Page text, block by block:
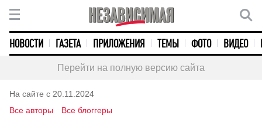
НОВОСТИ ГАЗЕТА ПРИЛОЖЕНИЯ ТЕМЫ ФОТО ВИДЕО
Перейти на полную версию сайта
На сайте с 20.11.2024
Все авторы
Все блоггеры